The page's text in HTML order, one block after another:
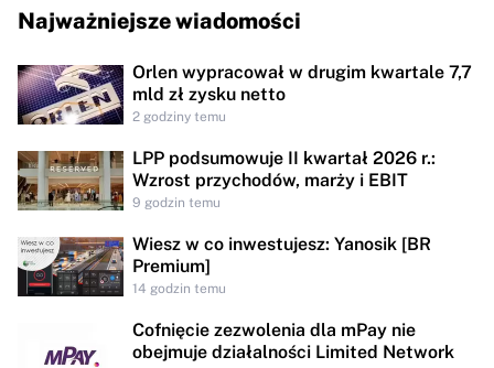
Najważniejsze wiadomości
Orlen wypracował w drugim kwartale 7,7
mld zł zysku netto
2 godziny temu
LPP podsumowuje II kwartał 2026 r.:
Wzrost przychodów, marży i EBIT
9 godzin temu
Wiesz w co inwestujesz: Yanosik [BR
Premium]
14 godzin temu
Cofnięcie zezwolenia dla mPay nie
obejmuje działalności Limited Network